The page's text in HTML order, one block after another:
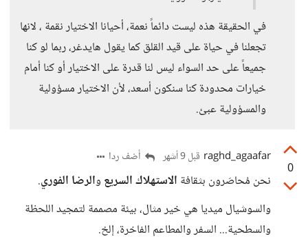
في الحقيقة هذه ليست دائماً نعمة، أحيانا الاختيار نقمة ، لانها
تجعلنا في حياة على قيد القلق كما يقول هايدغر، ربما لو كنا
جميعاً على حد السواء ليس لنا قدرة على الاختيار أو كنا أمام
خيارات محدودة كنا سنكون أسعد، لأن الاختيار مسؤولية
والمسؤولية عبئ.
0
raghd_agaafar قبل 9 أشهر أضف ردا
نحن مُحاصَرون بثقافة الاستهلاك السريع والرضا الفوري.
والسوشيال ميديا هي خير مثال، بيئة مصممة لتمجيد اللحظة
والسطحية... السفر والمطاعم الفاخرة، إلخ.